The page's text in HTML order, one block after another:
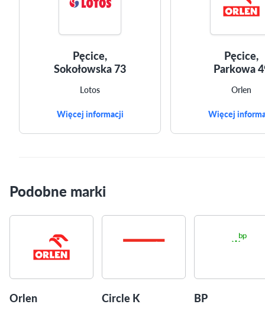
Pęcice,
Sokołowska 73
Lotos
Więcej informacji
Pęcice,
Parkowa
Orlen
Więcej
Podobne marki
Orlen Circle K BP